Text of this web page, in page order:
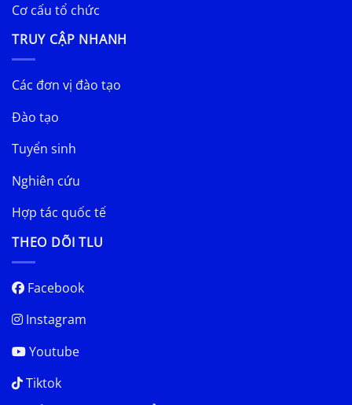
Cơ cấu tổ chức
TRUY CẬP NHANH
Các đơn vị đào tạo
Đào tạo
Tuyển sinh
Nghiên cứu
Hợp tác quốc tế
THEO DÕI TLU
Facebook
Instagram
Youtube
Tiktok